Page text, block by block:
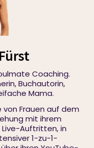
Coaching.
Buchautorin,
Mama.
von Frauen auf dem
mit ihrem
Auftritten, in
1-zu-1-